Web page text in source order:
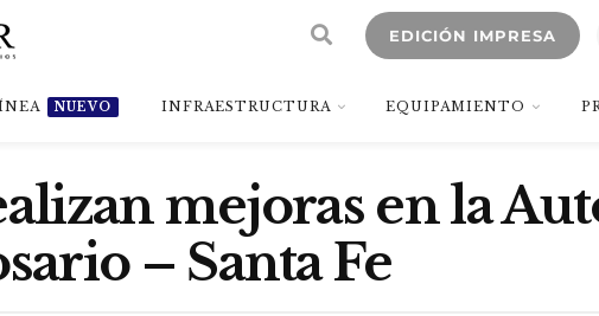
EDICIÓN IMPRESA
NUEVO INFRAESTRUCTURA EQUIPAMIENTO
mejoras en la
– Santa Fe